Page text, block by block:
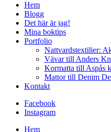
Hem
Blogg
Det här är jag!
Mina boktips
Portfolio
Nattvardstextilier:
Vävar till Anders
Kormatta till Aspås
Mattor till Denim
Kontakt
Facebook
Instagram
Hem